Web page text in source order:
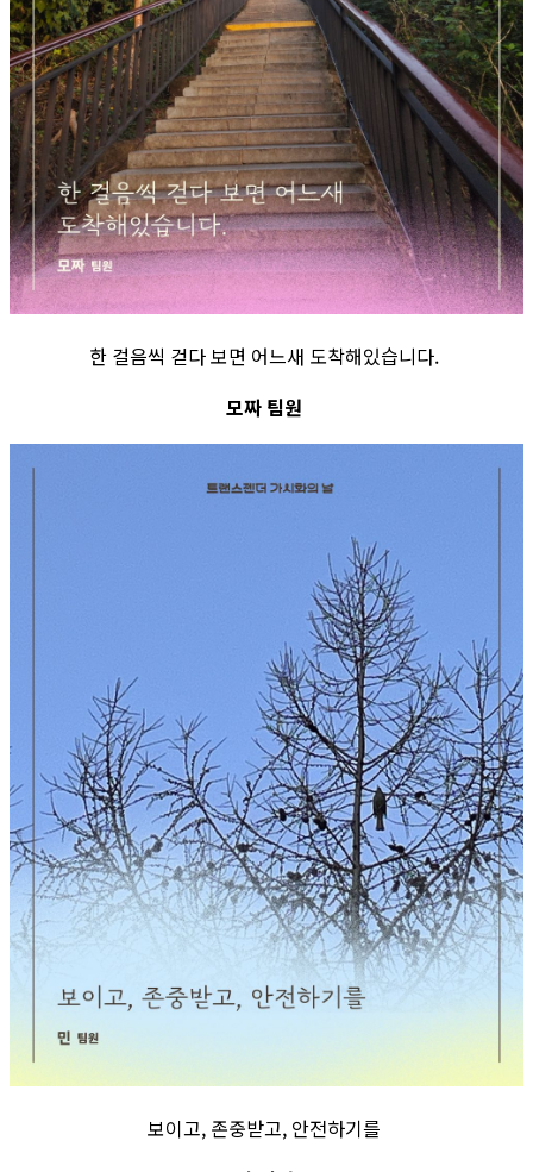
한 걸음씩 걷다 보면 어느새 도착해있습니다.
모짜 팀원
보이고, 존중받고, 안전하기를